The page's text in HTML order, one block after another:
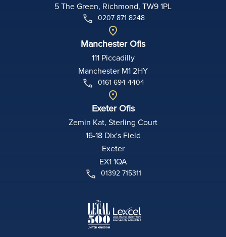
5 The Green, Richmond, TW9 1PL
0207 871 8248
Manchester Ofis
111 Piccadilly
Manchester M1 2HY
0161 694 4404
Exeter Ofis
Zemin Kat, Sterling Court
16-18 Dix's Field
Exeter
EX1 1QA
01392 715311